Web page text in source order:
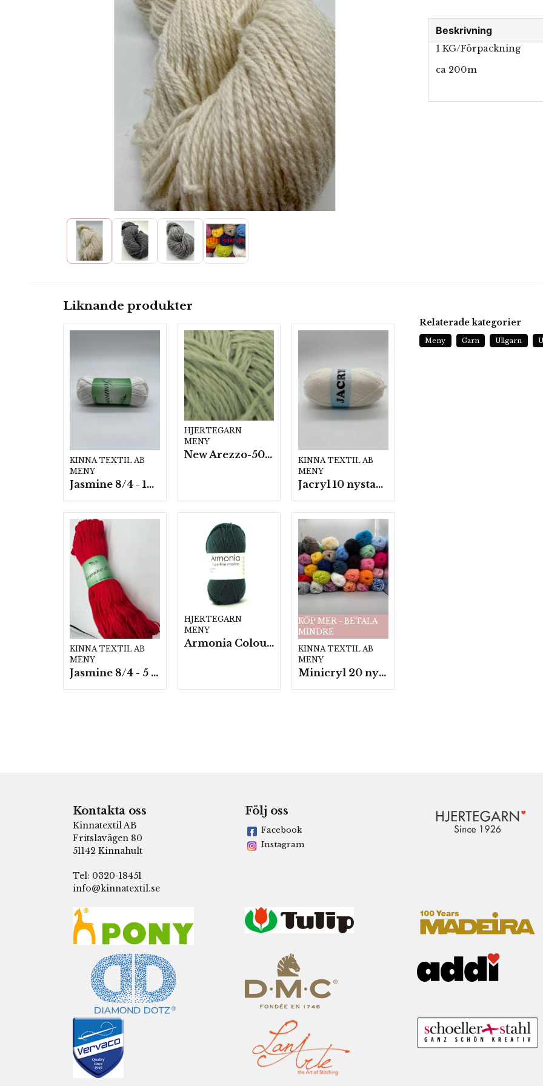
Beskrivning
1 KG/Förpackning
ca 200m
Liknande produkter
KINNA TEXTIL AB
MENY
Jasmine 8/4 - 10 nystan a50g./fp.
HJERTEGARN
MENY
New Arezzo-50g./nyst. 10 st/fp.
KINNA TEXTIL AB
MENY
Jacryl 10 nystan a50g./fp.
KINNA TEXTIL AB
MENY
Jasmine 8/4 - 5 härvor a200g./fp.
HJERTEGARN
MENY
Armonia Colour- 5 härv/fp. a100 g.
KÖP MER - BETALA
MINDRE
KINNA TEXTIL AB
MENY
Minicryl 20 nystan a25g./fp.
Relaterade kategorier
Meny Garn Ullgarn
Kontakta oss
Kinnatextil AB
Fritslavägen 80
51142 Kinnahult
Tel: 0320-18451
info@kinnatextil.se
Följ oss
Facebook
Instagram